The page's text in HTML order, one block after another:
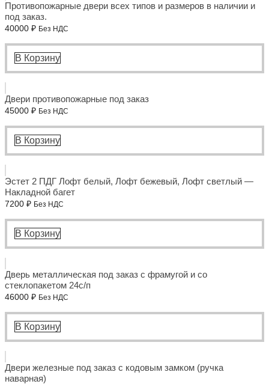
Противопожарные двери всех типов и размеров в наличии и
под заказ.
40000 ₽ Без НДС
В Корзину
Двери противопожарные под заказ
45000 ₽ Без НДС
В Корзину
Эстет 2 ПДГ Лофт белый, Лофт бежевый, Лофт светлый —
Накладной багет
7200 ₽ Без НДС
В Корзину
Дверь металлическая под заказ с фрамугой и со
стеклопакетом 24с/п
46000 ₽ Без НДС
В Корзину
Двери железные под заказ с кодовым замком (ручка
наварная)